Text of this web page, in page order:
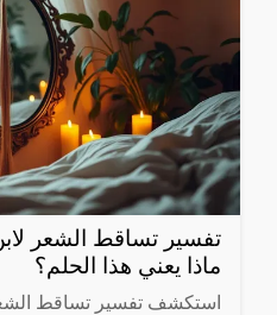
تفسير تساقط الشعر
ماذا يعني هذا الحلم؟
استكشف تفسير تساقط